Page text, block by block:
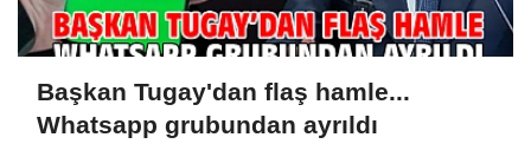
Başkan Tugay'dan flaş hamle...
Whatsapp grubundan ayrıldı